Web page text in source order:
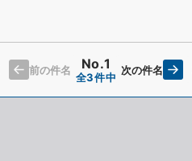
前の件名 No.1
全3件中
次の件名